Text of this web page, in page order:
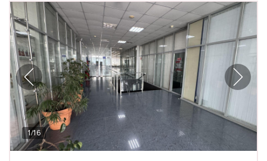
1/16